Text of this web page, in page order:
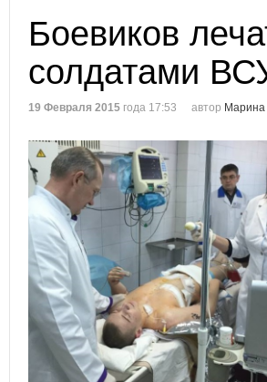
Боевиков
солдатами
19 Февраля 2015 года 17:53 автор Марина